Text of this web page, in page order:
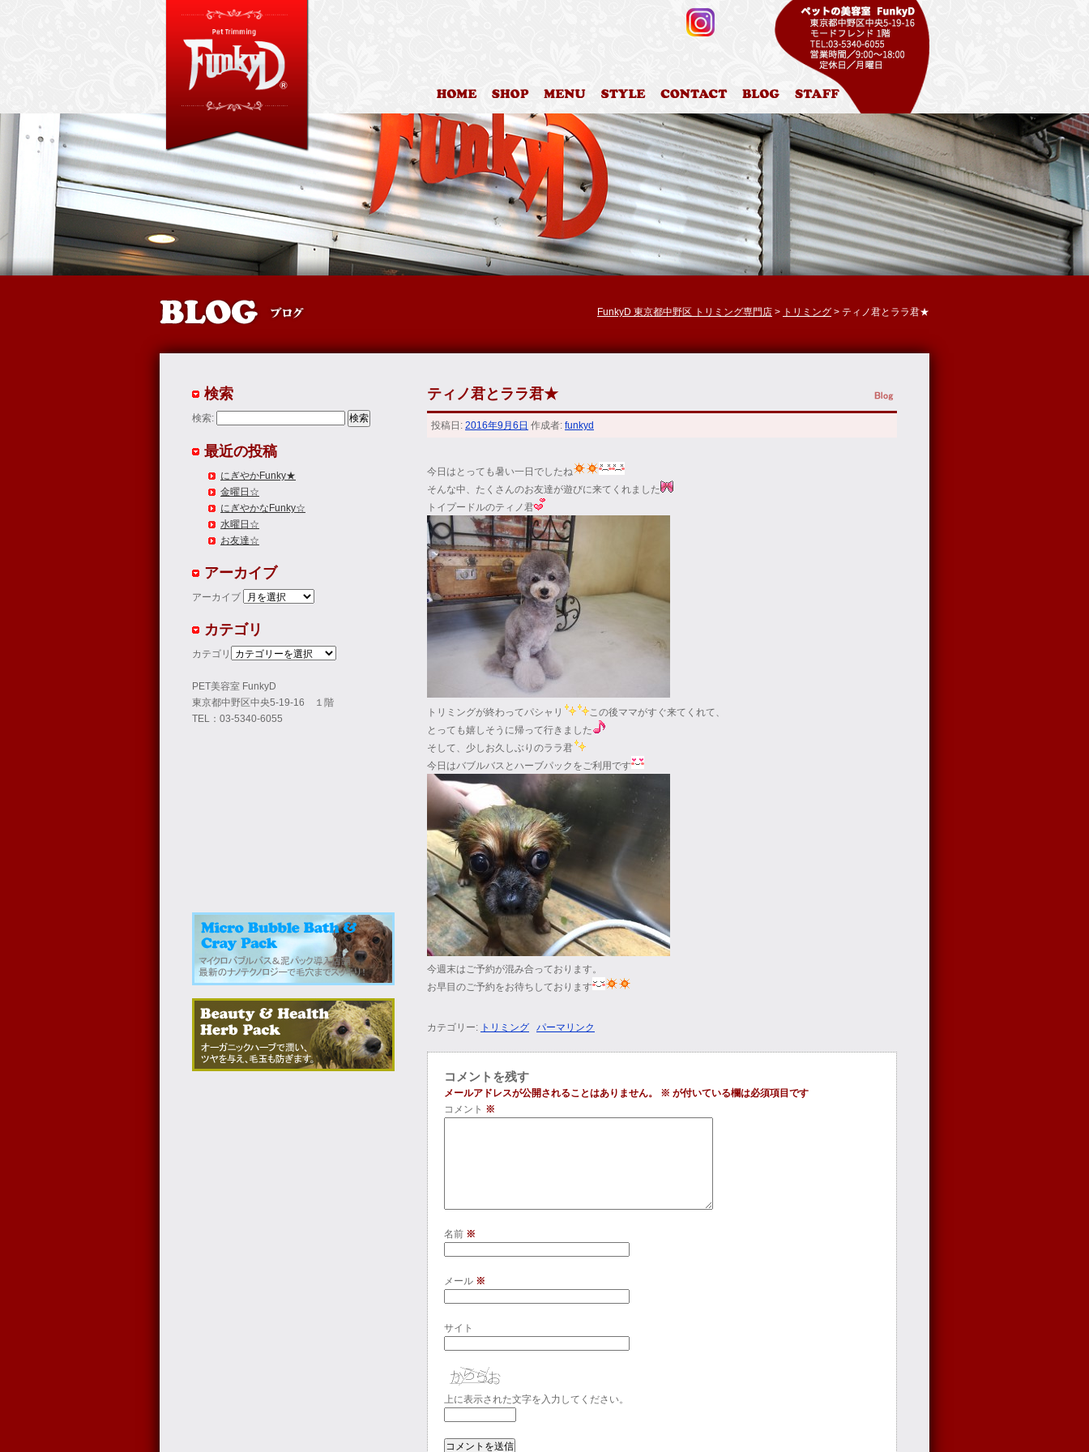
HOME 店舗案内 料金表 カットスタイル お問合わせ ブログ スタッフ紹介
FunkyD 東京都中野区 トリミング専門店 > トリミング > ティノ君とララ君★
ティノ君とララ君★
投稿日: 2016年9月6日 作成者: funkyd
今日はとっても暑い一日でしたね
そんな中、たくさんのお友達が遊びに来てくれました
トイプードルのティノ君
トリミングが終わってパシャリ
この後ママがすぐ来てくれて、
とっても嬉しそうに帰って行きました
そして、少しお久しぶりのララ君
今日はバブルバスとハーブパックをご利用です
今週末はご予約が混み合っております。
お早目のご予約をお待ちしております
カテゴリー: トリミング パーマリンク
コメントを残す
メールアドレスが公開されることはありません。 ※ が付いている欄は必須項目です
コメント ※
名前 ※
メール ※
サイト
上に表示された文字を入力してください。
検索
検索:
最近の投稿
にぎやかFunky★
金曜日☆
にぎやかなFunky☆
水曜日☆
お友達☆
アーカイブ
アーカイブ
カテゴリ
カテゴリ
PET美容室 FunkyD
東京都中野区中央5-19-16 １階
TEL：03-5340-6055